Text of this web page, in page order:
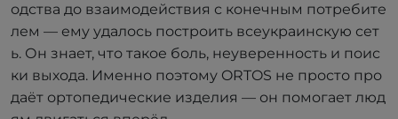
одства до взаимодействия с конечным потребите
лем — ему удалось построить всеукраинскую сет
ь. Он знает, что такое боль, неуверенность и поис
ки выхода. Именно поэтому ORTOS не просто про
даёт ортопедические изделия — он помогает люд